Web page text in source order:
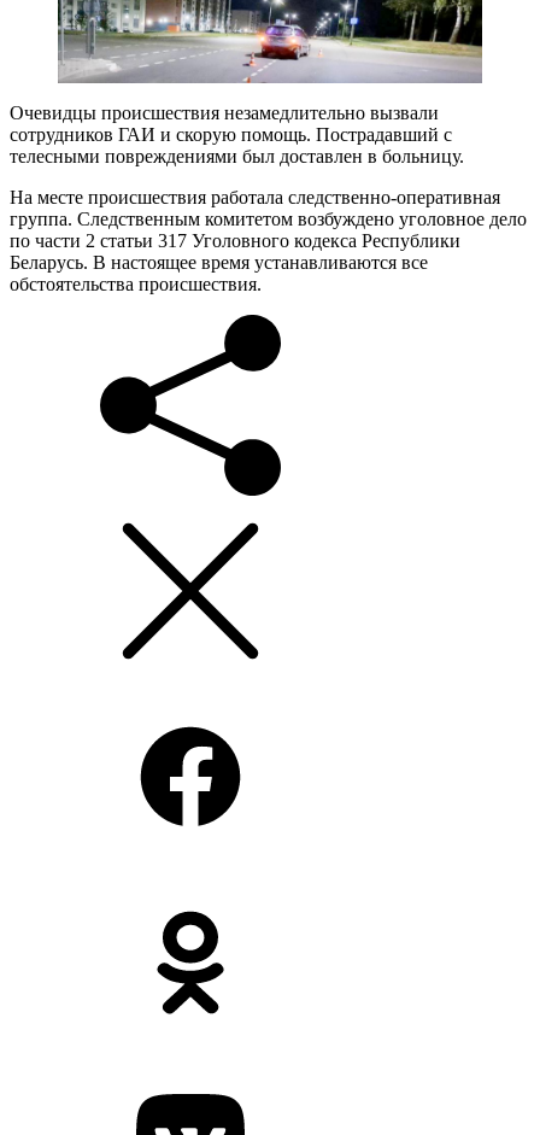
Очевидцы происшествия незамедлительно вызвали
сотрудников ГАИ и скорую помощь. Пострадавший с
телесными повреждениями был доставлен в больницу.
На месте происшествия работала следственно-оперативная
группа. Следственным комитетом возбуждено уголовное дело
по части 2 статьи 317 Уголовного кодекса Республики
Беларусь. В настоящее время устанавливаются все
обстоятельства происшествия.